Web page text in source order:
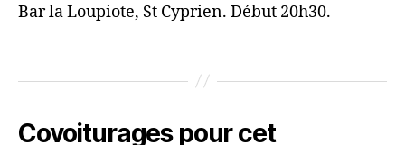
Bar la Loupiote, St Cyprien. Début 20h30.
Covoiturages pour cet